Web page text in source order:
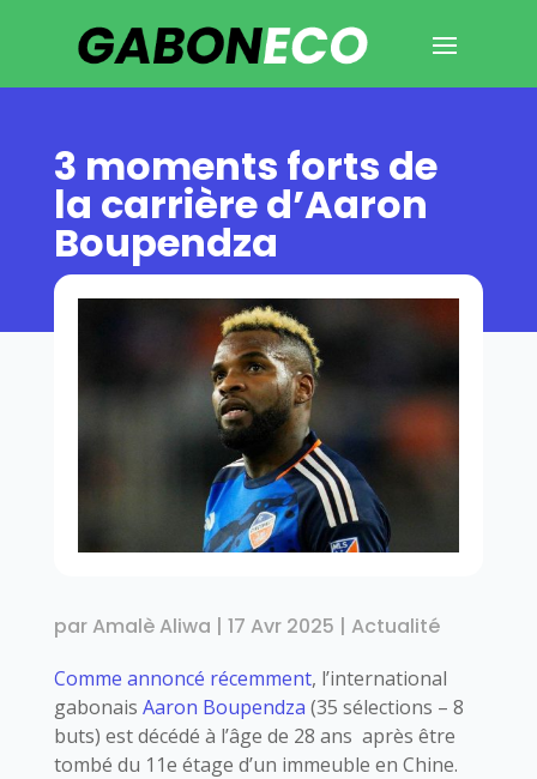
3 moments forts de
la carrière d’Aaron
Boupendza
parAmalè Aliwa | 17 Avr 2025 | Actualité
Comme annoncé récemment, l’international
gabonais Aaron Boupendza (35 sélections – 8
buts) est décédé à l’âge de 28 ans après être
tombé du 11e étage d’un immeuble en Chine.